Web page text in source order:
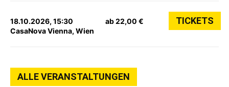
18.10.2026, 15:30
CasaNova Vienna, Wien
ab 22,00 € TICKETS
ALLE VERANSTALTUNGEN